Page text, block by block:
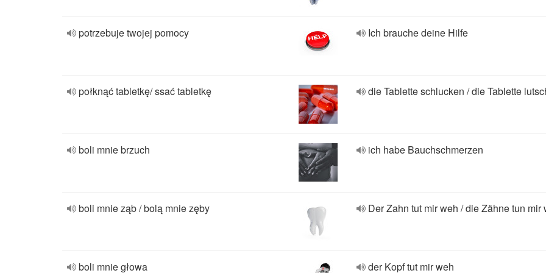
potrzebuje twojej pomocy Ich brauche deine Hilfe
połknąć tabletkę/ ssać tabletkę die Tablette schlucken / die Tablette
boli mnie brzuch ich habe Bauchschmerzen
boli mnie ząb / bolą mnie zęby Der Zahn tut mir weh / die Zähne tun mir
boli mnie głowa der Kopf tut mir weh